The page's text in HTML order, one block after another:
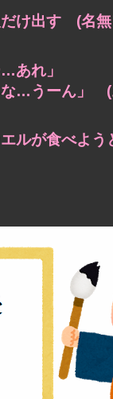
だけ出す (名
あれ」
な…うーん」 (
ルが食べよ